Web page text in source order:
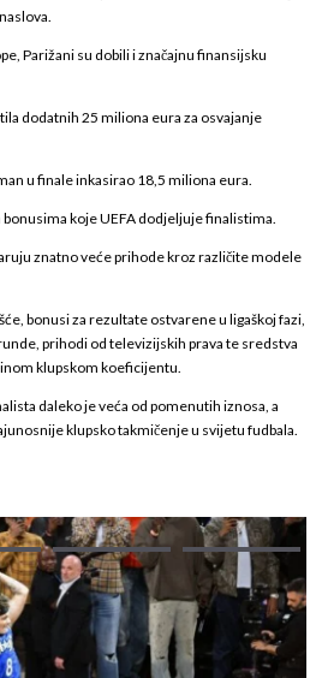
Parižani su dobili i značajnu finansijsku
dodatnih 25 miliona eura za osvajanje
u finale inkasirao 18,5 miliona eura.
koje UEFA dodjeljuje finalistima.
znatno veće prihode kroz različite modele
bonusi za rezultate ostvarene u ligaškoj fazi,
prihodi od televizijskih prava te sredstva
klupskom koeficijentu.
daleko je veća od pomenutih iznosa, a
klupsko takmičenje u svijetu fudbala.